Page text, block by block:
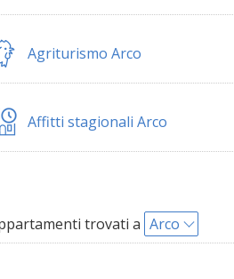
Agriturismo Arco
Affitti stagionali Arco
trovati a Arco